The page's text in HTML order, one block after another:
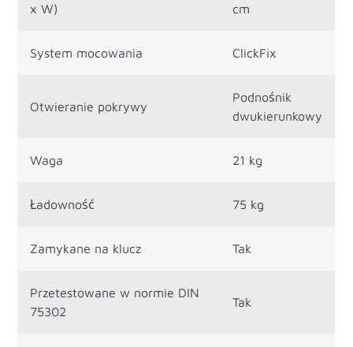
x W)
cm
System mocowania ClickFix
Otwieranie pokrywy
Podnośnik
dwukierunkowy
Waga 21 kg
Ładowność 75 kg
Zamykane na klucz Tak
Przetestowane w normie DIN
75302
Tak